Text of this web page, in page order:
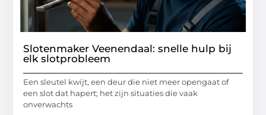
Slotenmaker Veenendaal: snelle hulp bij
elk slotprobleem
Een sleutel kwijt, een deur die niet meer opengaat of
een slot dat hapert; het zijn situaties die vaak
onverwachts